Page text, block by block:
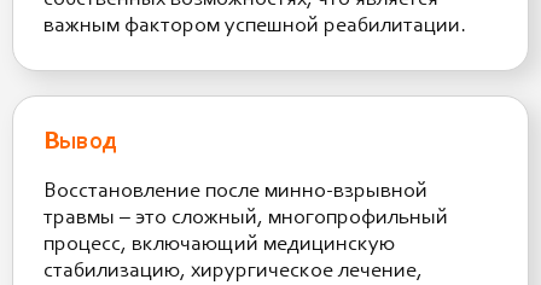
важным фактором успешной реабилитации.
Вывод
Восстановление после минно-взрывной
травмы – это сложный, многопрофильный
процесс, включающий медицинскую
стабилизацию, хирургическое лечение,